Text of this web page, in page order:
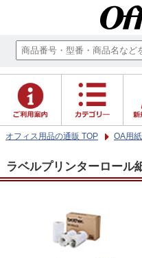
オフィス用品の通販 TOP OA用紙
ラベルプリンターロール